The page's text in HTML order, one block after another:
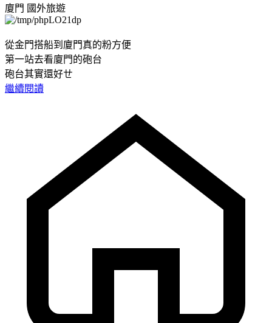
廈門 國外旅遊
從金門搭船到廈門真的粉方便
第一站去看廈門的砲台
砲台其實還好ㄝ
繼續閱讀